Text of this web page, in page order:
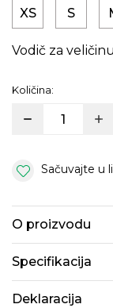
XS S
Vodič za veličinu
Količina:
Sačuvajte u
O proizvodu
Specifikacija
Deklaracija